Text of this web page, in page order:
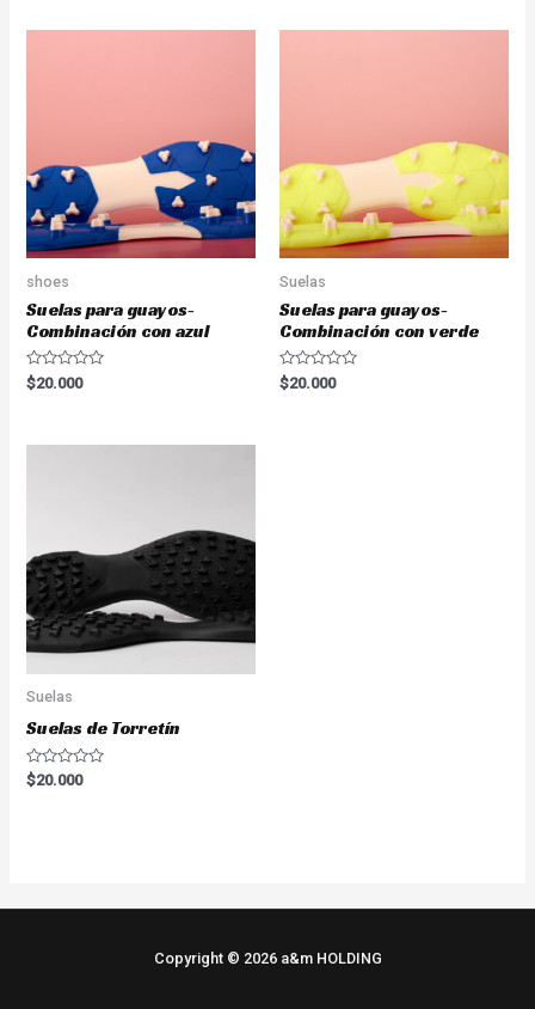
shoes
Suelas para guayos-
Combinación con azul
Valorado
en
$20.000
Suelas
Suelas para guayos-
Combinación con verde
Valorado
en
$20.000
Suelas
Suelas de Torretín
Valorado
en
$20.000
Copyright © 2026 a&m HOLDING